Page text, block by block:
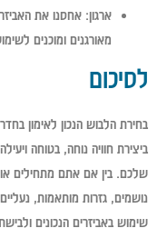
ארגון: אחסנו את
מאורגנים ומוכנים
לסיכום
בחירת הלבוש הנכון לאימון
ביצירת חוויה נוחה, בטוחה
שלכם. בין אם אתם מתחילים
נושמים, גזרות מותאמות,
שימוש באביזרים הנכונים